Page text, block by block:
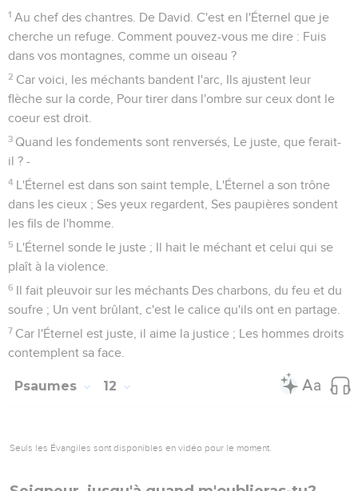
1 Au chef des chantres. De David. C'est en l'Éternel que je
cherche un refuge. Comment pouvez-vous me dire : Fuis
dans vos montagnes, comme un oiseau ?
2 Car voici, les méchants bandent l'arc, Ils ajustent leur
flèche sur la corde, Pour tirer dans l'ombre sur ceux dont le
coeur est droit.
3 Quand les fondements sont renversés, Le juste, que ferait-
il ? -
4 L'Éternel est dans son saint temple, L'Éternel a son trône
dans les cieux ; Ses yeux regardent, Ses paupières sondent
les fils de l'homme.
5 L'Éternel sonde le juste ; Il hait le méchant et celui qui se
plaît à la violence.
6 Il fait pleuvoir sur les méchants Des charbons, du feu et du
soufre ; Un vent brûlant, c'est le calice qu'ils ont en partage.
7 Car l'Éternel est juste, il aime la justice ; Les hommes droits
contemplent sa face.
Psaumes 12
Seuls les Évangiles sont disponibles en vidéo pour le moment.